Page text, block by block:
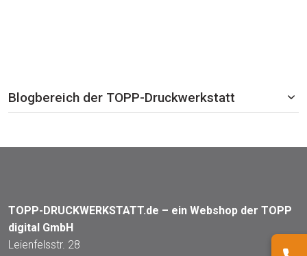
Blogbereich der TOPP-Druckwerkstatt
TOPP-DRUCKWERKSTATT.de – ein Webshop der TOPP
digital GmbH
Leienfelsstr. 28